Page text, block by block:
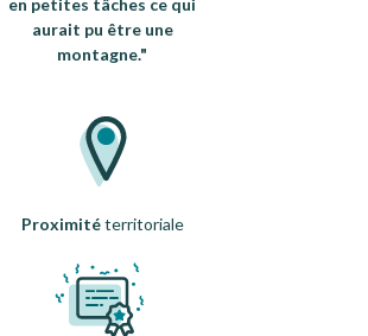
en petites tâches ce qui
aurait pu être une
montagne."
Proximitéterritoriale